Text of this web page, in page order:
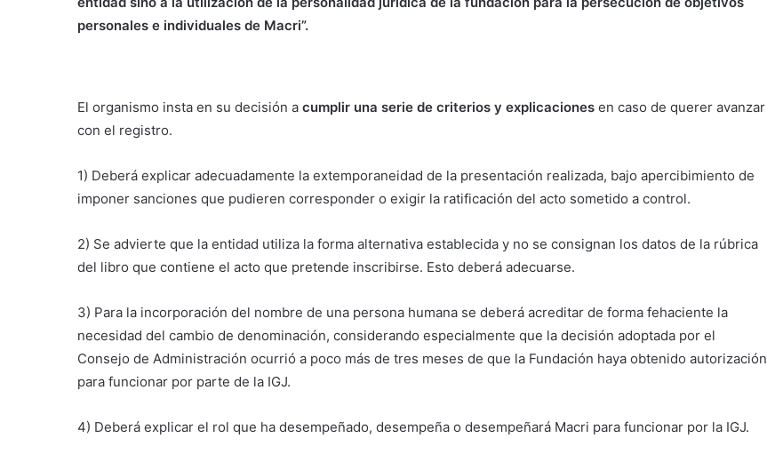
personales e individuales de Macri”.
El organismo insta en su decisión a cumplir una serie de criterios y explicaciones en caso de querer avanzar
con el registro.
1) Deberá explicar adecuadamente la extemporaneidad de la presentación realizada, bajo apercibimiento de
imponer sanciones que pudieren corresponder o exigir la ratificación del acto sometido a control.
2) Se advierte que la entidad utiliza la forma alternativa establecida y no se consignan los datos de la rúbrica
del libro que contiene el acto que pretende inscribirse. Esto deberá adecuarse.
3) Para la incorporación del nombre de una persona humana se deberá acreditar de forma fehaciente la
necesidad del cambio de denominación, considerando especialmente que la decisión adoptada por el
Consejo de Administración ocurrió a poco más de tres meses de que la Fundación haya obtenido autorización
para funcionar por parte de la IGJ.
4) Deberá explicar el rol que ha desempeñado, desempeña o desempeñará Macri para funcionar por la IGJ.